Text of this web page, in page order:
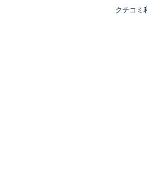
が、何よりも私共の励みになります。 今後
クチコミ